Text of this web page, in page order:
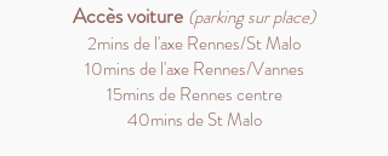
Accès voiture (parking sur place)
2mins de l'axe Rennes/St Malo
10mins de l'axe Rennes/Vannes
15mins de Rennes centre
40mins de St Malo